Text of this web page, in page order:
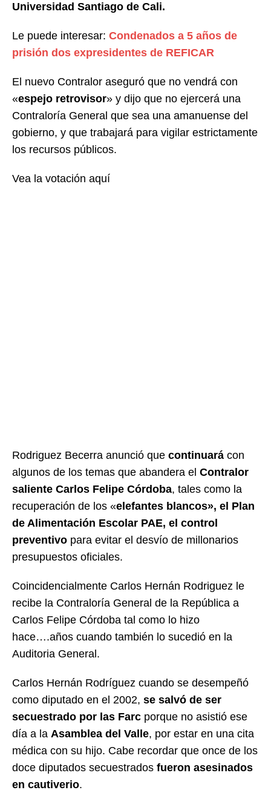
Universidad Santiago de Cali.
Le puede interesar: Condenados a 5 años de
prisión dos expresidentes de REFICAR
El nuevo Contralor aseguró que no vendrá con
«espejo retrovisor» y dijo que no ejercerá una
Contraloría General que sea una amanuense del
gobierno, y que trabajará para vigilar estrictamente
los recursos públicos.
Vea la votación aquí
Rodriguez Becerra anunció que continuará con
algunos de los temas que abandera el Contralor
saliente Carlos Felipe Córdoba, tales como la
recuperación de los «elefantes blancos», el Plan
de Alimentación Escolar PAE, el control
preventivo para evitar el desvío de millonarios
presupuestos oficiales.
Coincidencialmente Carlos Hernán Rodriguez le
recibe la Contraloría General de la República a
Carlos Felipe Córdoba tal como lo hizo
hace….años cuando también lo sucedió en la
Auditoria General.
Carlos Hernán Rodríguez cuando se desempeñó
como diputado en el 2002, se salvó de ser
secuestrado por las Farc porque no asistió ese
día a la Asamblea del Valle, por estar en una cita
médica con su hijo. Cabe recordar que once de los
doce diputados secuestrados fueron asesinados
en cautiverio.